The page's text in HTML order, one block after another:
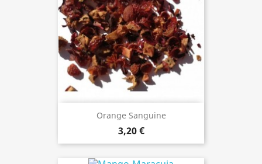
Orange Sanguine
3,20 €